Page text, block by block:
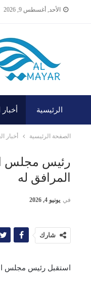
الأحد, أغسطس 9, 2026
الرئيسية
الصفحة الرئيسية أخبار
رئيس مجلس
المرافق له
في يونيو 4, 2026
شارك
استقبل رئيس مجلس